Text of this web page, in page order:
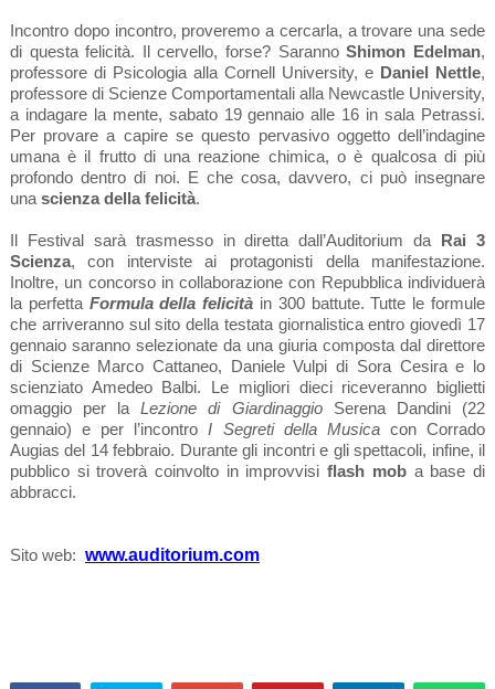
Incontro dopo incontro, proveremo a cercarla, a trovare una sede
di questa felicità. Il cervello, forse? SarannoShimon Edelman,
professore di Psicologia alla Cornell University, e Daniel Nettle,
professore di Scienze Comportamentali alla Newcastle University,
a indagare la mente, sabato 19 gennaio alle 16 in sala Petrassi.
Per provare a capire se questo pervasivo oggetto dell’indagine
umana è il frutto di una reazione chimica, o è qualcosa di più
profondo dentro di noi. E che cosa, davvero, ci può insegnare
una scienza della felicità.
Il Festival sarà trasmesso in diretta dall’Auditorium da
Rai 3
Scienza, con interviste ai protagonisti della manifestazione.
Inoltre, un concorso in collaborazione con Repubblica individuerà
la perfetta Formula della felicità in 300 battute. Tutte le formule
che arriveranno sul sito della testata giornalistica entro giovedì 17
gennaio saranno selezionate da una giuria composta dal direttore
di Scienze Marco Cattaneo, Daniele Vulpi di Sora Cesira e lo
scienziato Amedeo Balbi. Le migliori dieci riceveranno biglietti
omaggio per laLezione di Giardinaggio Serena Dandini(22
gennaio) e per l’incontro I Segreti della MusicaconCorrado
Augias del 14 febbraio. Durante gli incontri e gli spettacoli, infine, il
pubblico si troverà coinvolto in improvvisiflash moba base di
abbracci.
Sito web: www.auditorium.com